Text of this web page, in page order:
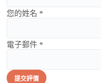
您的姓名 *
電子郵件 *
提交評價